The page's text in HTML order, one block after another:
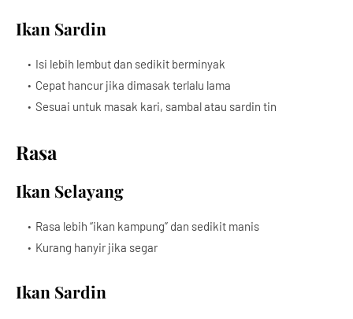
Ikan Sardin
Isi lebih lembut dan sedikit berminyak
Cepat hancur jika dimasak terlalu lama
Sesuai untuk masak kari, sambal atau sardin tin
Rasa
Ikan Selayang
Rasa lebih “ikan kampung” dan sedikit manis
Kurang hanyir jika segar
Ikan Sardin